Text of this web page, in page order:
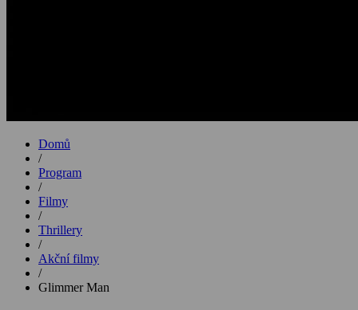
Domů
/
Program
/
Filmy
/
Thrillery
/
Akční filmy
/
Glimmer Man